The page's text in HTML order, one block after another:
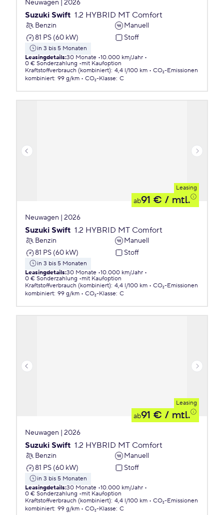
Neuwagen | 2026
Suzuki Swift 1.2 HYBRID MT Comfort
Benzin
Manuell
81 PS (60 kW)
Stoff
in 3 bis 5 Monaten
Leasingdetails:30 Monate 10.000 km/Jahr
0 € Sonderzahlung
mit Kaufoption
Kraftstoffverbrauch (kombiniert): 4,4 l/100 km
CO₂-Emissionen
kombiniert: 99 g/km CO₂-Klasse: C
Leasing
ab91 € / mtl.
Neuwagen | 2026
Suzuki Swift 1.2 HYBRID MT Comfort
Benzin
Manuell
81 PS (60 kW)
Stoff
in 3 bis 5 Monaten
Leasingdetails:30 Monate 10.000 km/Jahr
0 € Sonderzahlung
mit Kaufoption
Kraftstoffverbrauch (kombiniert): 4,4 l/100 km
CO₂-Emissionen
kombiniert: 99 g/km CO₂-Klasse: C
Leasing
ab91 € / mtl.
Neuwagen | 2026
Suzuki Swift 1.2 HYBRID MT Comfort
Benzin
Manuell
81 PS (60 kW)
Stoff
in 3 bis 5 Monaten
Leasingdetails:30 Monate 10.000 km/Jahr
0 € Sonderzahlung
mit Kaufoption
Kraftstoffverbrauch (kombiniert): 4,4 l/100 km
CO₂-Emissionen
kombiniert: 99 g/km CO₂-Klasse: C